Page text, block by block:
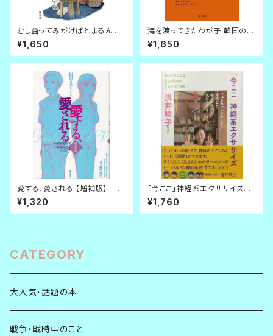
むし歯ってみがけばとまるんだ
ヨ 削って詰めるなんてもったい
ない！
¥1,650
海を渡ってきたわが子 韓国の子
どもを育てたスウェーデンの親
たち：9編の実話
¥1,650
愛する、愛される 【増補版】 デ
ートＤＶをなくす・若者のための
レッスン７
¥1,320
「今ここ」神経系エクササイズ
「はるちゃんのおにぎり」を読む
と、他人の批判が気にならなくな
る。
¥1,760
CATEGORY
大人気・話題の本
戦争・戦時中のこと